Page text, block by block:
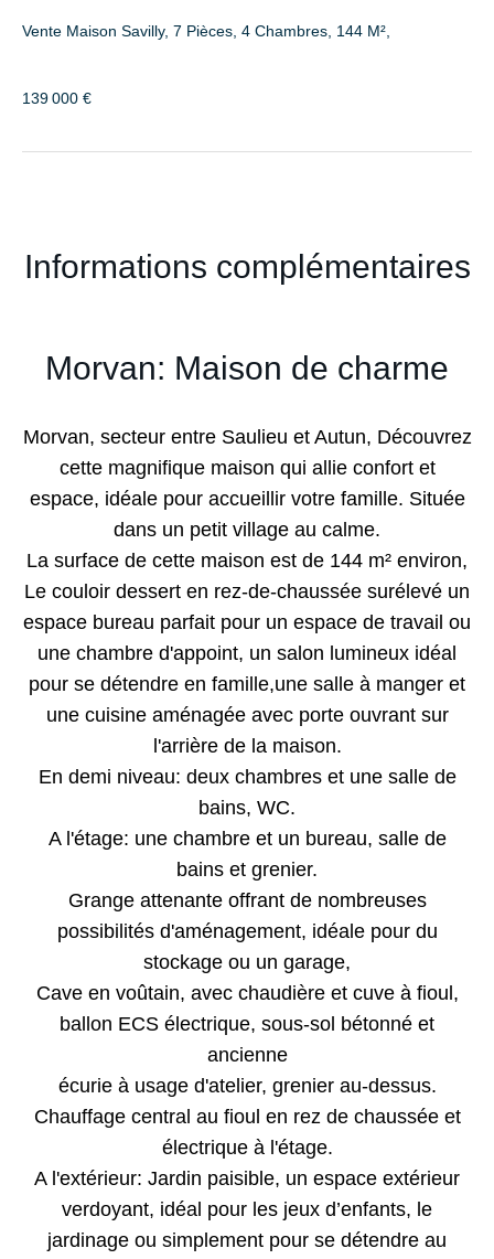
Vente Maison Savilly, 7 Pièces, 4 Chambres, 144 M²,
139 000 €
Informations complémentaires
Morvan: Maison de charme
Morvan, secteur entre Saulieu et Autun, Découvrez
cette magnifique maison qui allie confort et
espace, idéale pour accueillir votre famille. Située
dans un petit village au calme.
La surface de cette maison est de 144 m² environ,
Le couloir dessert en rez-de-chaussée surélevé un
espace bureau parfait pour un espace de travail ou
une chambre d'appoint, un salon lumineux idéal
pour se détendre en famille,une salle à manger et
une cuisine aménagée avec porte ouvrant sur
l'arrière de la maison.
En demi niveau: deux chambres et une salle de
bains, WC.
A l'étage: une chambre et un bureau, salle de
bains et grenier.
Grange attenante offrant de nombreuses
possibilités d'aménagement, idéale pour du
stockage ou un garage,
Cave en voûtain, avec chaudière et cuve à fioul,
ballon ECS électrique, sous-sol bétonné et
ancienne
écurie à usage d'atelier, grenier au-dessus.
Chauffage central au fioul en rez de chaussée et
électrique à l'étage.
A l'extérieur: Jardin paisible, un espace extérieur
verdoyant, idéal pour les jeux d’enfants, le
jardinage ou simplement pour se détendre au